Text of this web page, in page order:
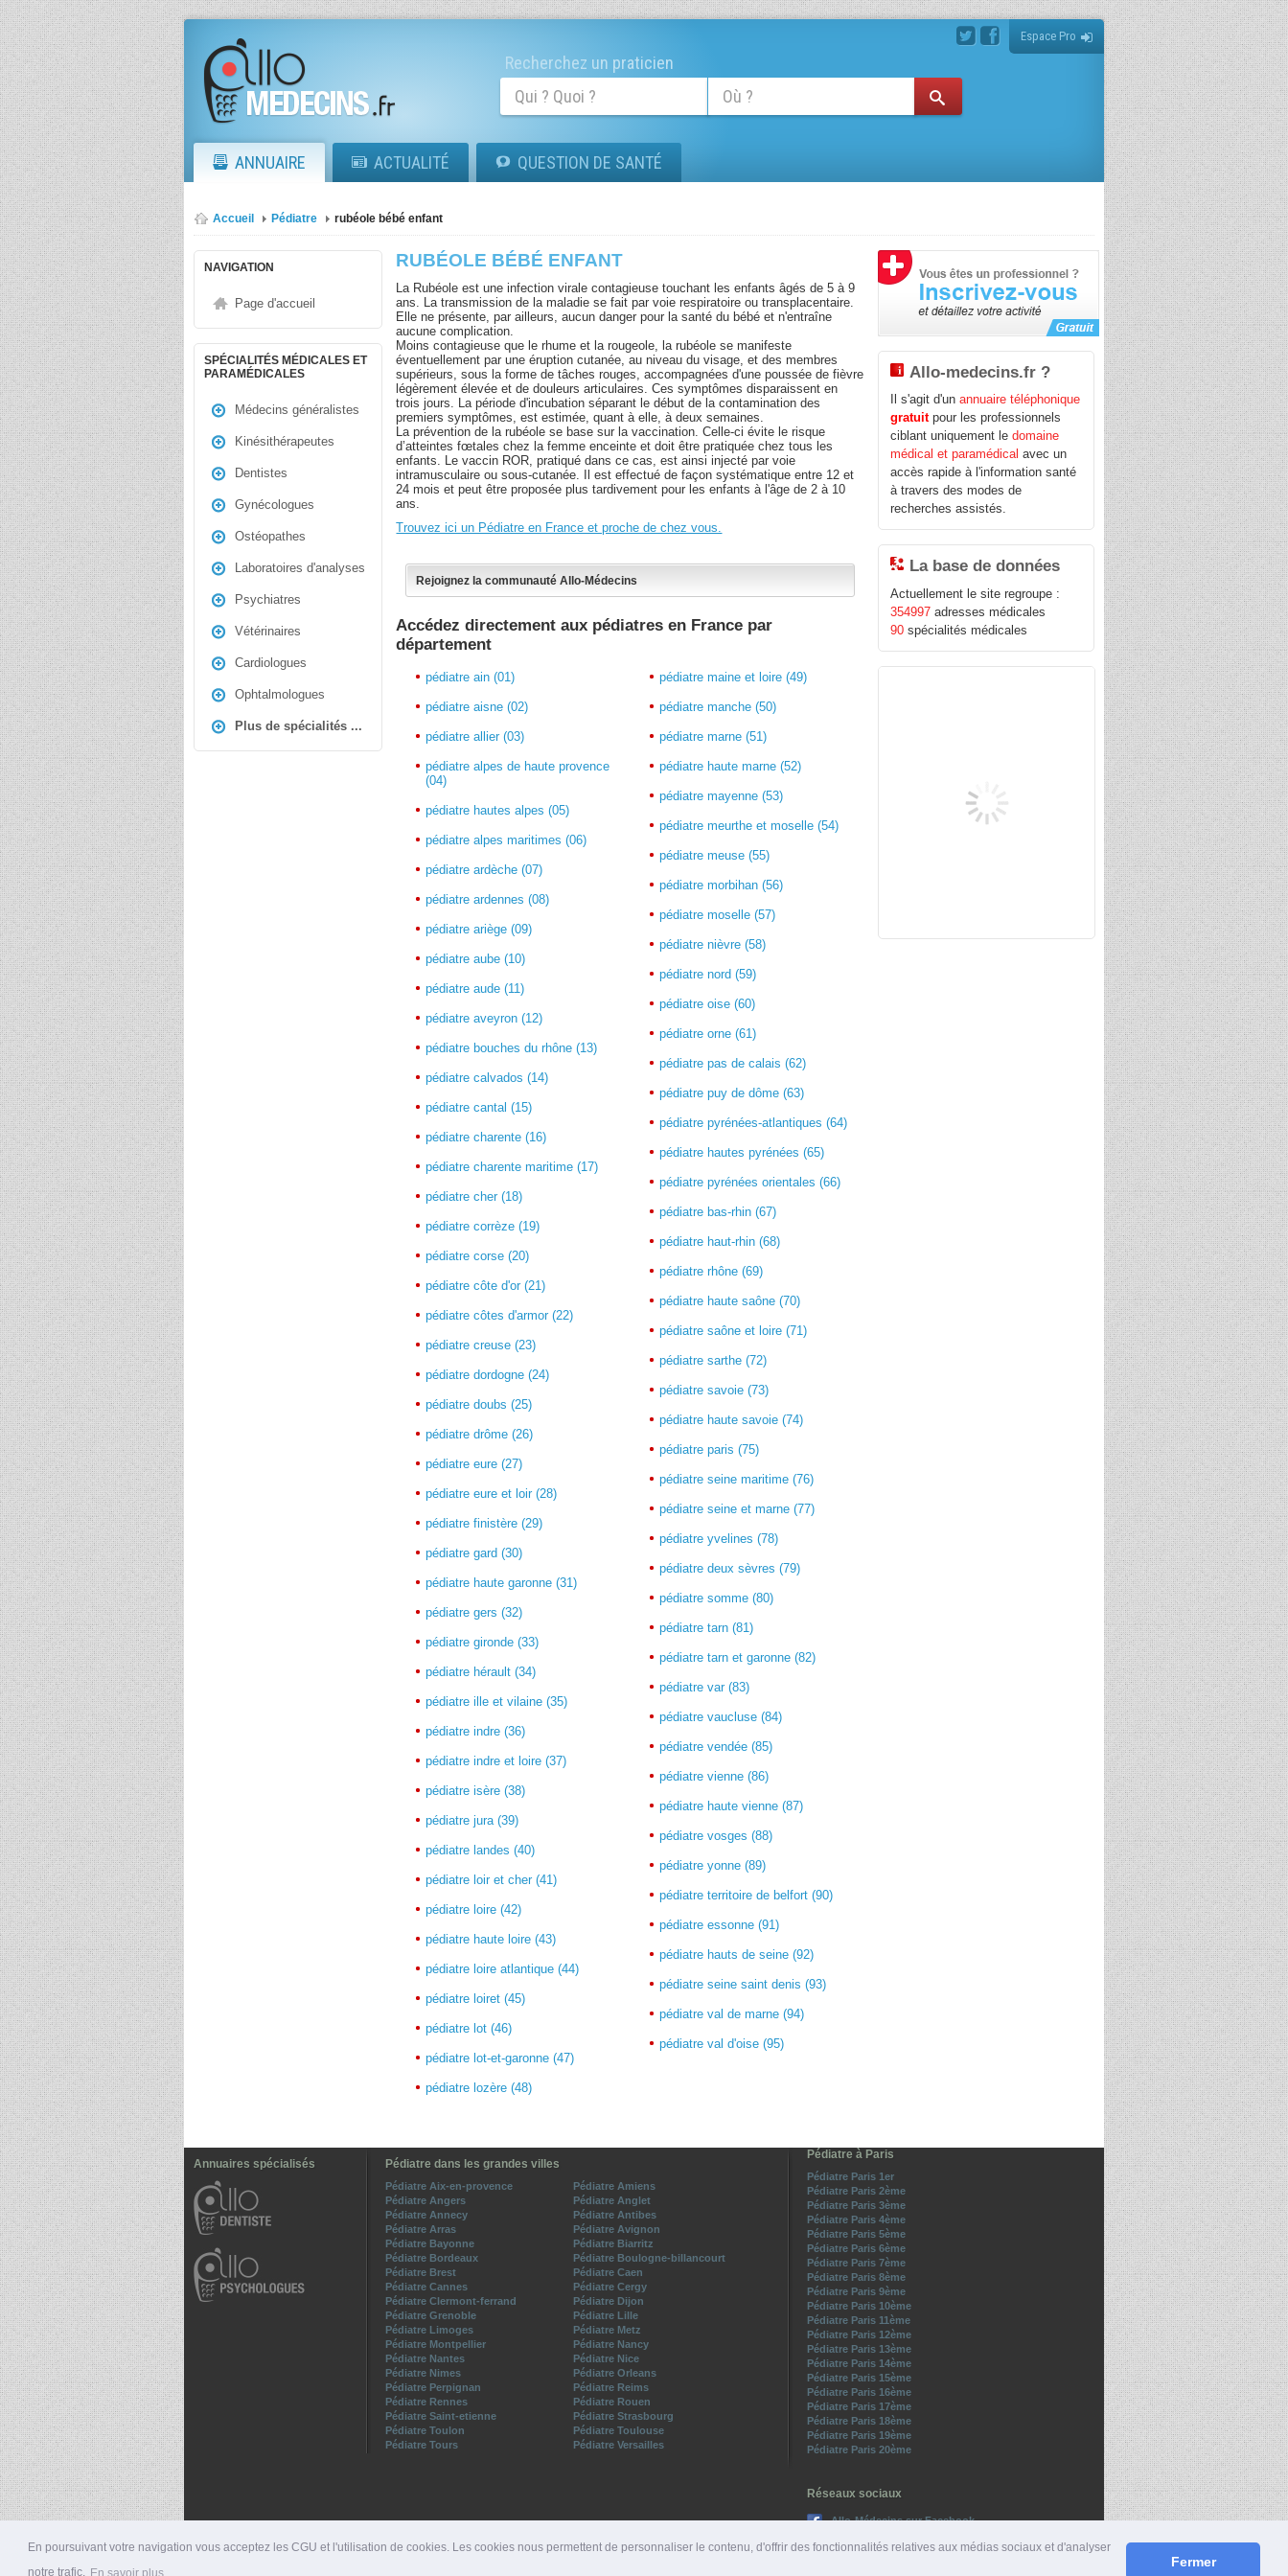
En poursuivant votre navigation vous acceptez les CGU et l'utilisation de cookies. Les cookies nous permettent de personnaliser le contenu, d'offrir des fonctionnalités relatives aux médias sociaux et d'analyser
notre trafic. En savoir plus
Fermer
Espace Pro
Recherchez un praticien
ANNUAIRE ACTUALITÉ QUESTION DE SANTÉ
Accueil Pédiatre rubéole bébé enfant
NAVIGATION
Page d'accueil
SPÉCIALITÉS MÉDICALES ET
PARAMÉDICALES
Médecins généralistes
Kinésithérapeutes
Dentistes
Gynécologues
Ostéopathes
Laboratoires d'analyses
Psychiatres
Vétérinaires
Cardiologues
Ophtalmologues
Plus de spécialités ...
RUBÉOLE BÉBÉ ENFANT
La Rubéole est une infection virale contagieuse touchant les enfants âgés de 5 à 9
ans. La transmission de la maladie se fait par voie respiratoire ou transplacentaire.
Elle ne présente, par ailleurs, aucun danger pour la santé du bébé et n'entraîne
aucune complication.
Moins contagieuse que le rhume et la rougeole, la rubéole se manifeste
éventuellement par une éruption cutanée, au niveau du visage, et des membres
supérieurs, sous la forme de tâches rouges, accompagnées d'une poussée de fièvre
légèrement élevée et de douleurs articulaires. Ces symptômes disparaissent en
trois jours. La période d'incubation séparant le début de la contamination des
premiers symptômes, est estimée, quant à elle, à deux semaines.
La prévention de la rubéole se base sur la vaccination. Celle-ci évite le risque
d’atteintes fœtales chez la femme enceinte et doit être pratiquée chez tous les
enfants. Le vaccin ROR, pratiqué dans ce cas, est ainsi injecté par voie
intramusculaire ou sous-cutanée. Il est effectué de façon systématique entre 12 et
24 mois et peut être proposée plus tardivement pour les enfants à l'âge de 2 à 10
ans.
Trouvez ici un Pédiatre en France et proche de chez vous.
Rejoignez la communauté Allo-Médecins
Accédez directement aux pédiatres en France par
département
pédiatre ain (01)
pédiatre aisne (02)
pédiatre allier (03)
pédiatre alpes de haute provence
(04)
pédiatre hautes alpes (05)
pédiatre alpes maritimes (06)
pédiatre ardèche (07)
pédiatre ardennes (08)
pédiatre ariège (09)
pédiatre aube (10)
pédiatre aude (11)
pédiatre aveyron (12)
pédiatre bouches du rhône (13)
pédiatre calvados (14)
pédiatre cantal (15)
pédiatre charente (16)
pédiatre charente maritime (17)
pédiatre cher (18)
pédiatre corrèze (19)
pédiatre corse (20)
pédiatre côte d'or (21)
pédiatre côtes d'armor (22)
pédiatre creuse (23)
pédiatre dordogne (24)
pédiatre doubs (25)
pédiatre drôme (26)
pédiatre eure (27)
pédiatre eure et loir (28)
pédiatre finistère (29)
pédiatre gard (30)
pédiatre haute garonne (31)
pédiatre gers (32)
pédiatre gironde (33)
pédiatre hérault (34)
pédiatre ille et vilaine (35)
pédiatre indre (36)
pédiatre indre et loire (37)
pédiatre isère (38)
pédiatre jura (39)
pédiatre landes (40)
pédiatre loir et cher (41)
pédiatre loire (42)
pédiatre haute loire (43)
pédiatre loire atlantique (44)
pédiatre loiret (45)
pédiatre lot (46)
pédiatre lot-et-garonne (47)
pédiatre lozère (48)
pédiatre maine et loire (49)
pédiatre manche (50)
pédiatre marne (51)
pédiatre haute marne (52)
pédiatre mayenne (53)
pédiatre meurthe et moselle (54)
pédiatre meuse (55)
pédiatre morbihan (56)
pédiatre moselle (57)
pédiatre nièvre (58)
pédiatre nord (59)
pédiatre oise (60)
pédiatre orne (61)
pédiatre pas de calais (62)
pédiatre puy de dôme (63)
pédiatre pyrénées-atlantiques (64)
pédiatre hautes pyrénées (65)
pédiatre pyrénées orientales (66)
pédiatre bas-rhin (67)
pédiatre haut-rhin (68)
pédiatre rhône (69)
pédiatre haute saône (70)
pédiatre saône et loire (71)
pédiatre sarthe (72)
pédiatre savoie (73)
pédiatre haute savoie (74)
pédiatre paris (75)
pédiatre seine maritime (76)
pédiatre seine et marne (77)
pédiatre yvelines (78)
pédiatre deux sèvres (79)
pédiatre somme (80)
pédiatre tarn (81)
pédiatre tarn et garonne (82)
pédiatre var (83)
pédiatre vaucluse (84)
pédiatre vendée (85)
pédiatre vienne (86)
pédiatre haute vienne (87)
pédiatre vosges (88)
pédiatre yonne (89)
pédiatre territoire de belfort (90)
pédiatre essonne (91)
pédiatre hauts de seine (92)
pédiatre seine saint denis (93)
pédiatre val de marne (94)
pédiatre val d'oise (95)
Allo-medecins.fr ?
Il s'agit d'unannuaire téléphonique
gratuitpour les professionnels
ciblant uniquement ledomaine
médical et paramédical avec un
accès rapide à l'information santé
à travers des modes de
recherches assistés.
La base de données
Actuellement le site regroupe :
354997 adresses médicales
90 spécialités médicales
Annuaires spécialisés Pédiatre dans les grandes villes
Pédiatre Aix-en-provence
Pédiatre Amiens
Pédiatre Angers
Pédiatre Anglet
Pédiatre Annecy
Pédiatre Antibes
Pédiatre Arras
Pédiatre Avignon
Pédiatre Bayonne
Pédiatre Biarritz
Pédiatre Bordeaux
Pédiatre Boulogne-billancourt
Pédiatre Brest
Pédiatre Caen
Pédiatre Cannes
Pédiatre Cergy
Pédiatre Clermont-ferrand
Pédiatre Dijon
Pédiatre Grenoble
Pédiatre Lille
Pédiatre Limoges
Pédiatre Metz
Pédiatre Montpellier
Pédiatre Nancy
Pédiatre Nantes
Pédiatre Nice
Pédiatre Nimes
Pédiatre Orleans
Pédiatre Perpignan
Pédiatre Reims
Pédiatre Rennes
Pédiatre Rouen
Pédiatre Saint-etienne
Pédiatre Strasbourg
Pédiatre Toulon
Pédiatre Toulouse
Pédiatre Tours
Pédiatre Versailles
Pédiatre à Paris
Pédiatre Paris 1er
Pédiatre Paris 2ème
Pédiatre Paris 3ème
Pédiatre Paris 4ème
Pédiatre Paris 5ème
Pédiatre Paris 6ème
Pédiatre Paris 7ème
Pédiatre Paris 8ème
Pédiatre Paris 9ème
Pédiatre Paris 10ème
Pédiatre Paris 11ème
Pédiatre Paris 12ème
Pédiatre Paris 13ème
Pédiatre Paris 14ème
Pédiatre Paris 15ème
Pédiatre Paris 16ème
Pédiatre Paris 17ème
Pédiatre Paris 18ème
Pédiatre Paris 19ème
Pédiatre Paris 20ème
Réseaux sociaux
Allo-Médecins sur Facebook
Suivez-nous sur Twitter